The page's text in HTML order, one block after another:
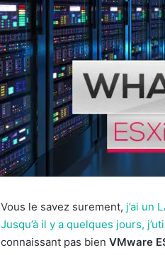
Vous le savez surement, j’ai un
Jusqu’à il y a quelques jours,
connaissant pas bien VMware